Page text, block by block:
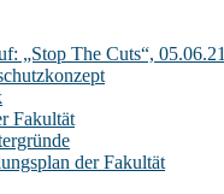
„Stop The Cuts“, 05.06.21
Fakultät
der Fakultät